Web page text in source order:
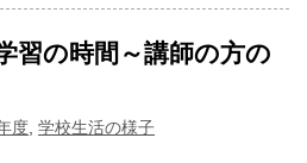
習の時間～講師の方の
度 ,学校生活の様子